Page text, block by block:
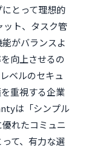
とって理想的
ット、タスク管
がバランスよ
向上させるの
ベルのセキュ
重視する企業
は「シンプル
れたコミュニ
て、有力な選